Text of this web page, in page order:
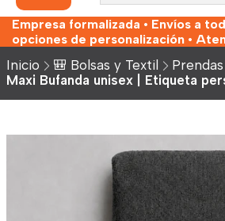
Empresa formalizada • Envíos a
opciones de personalización •
Inicio 🎒 Bolsas y Textil
Maxi Bufanda unisex | Etiqueta